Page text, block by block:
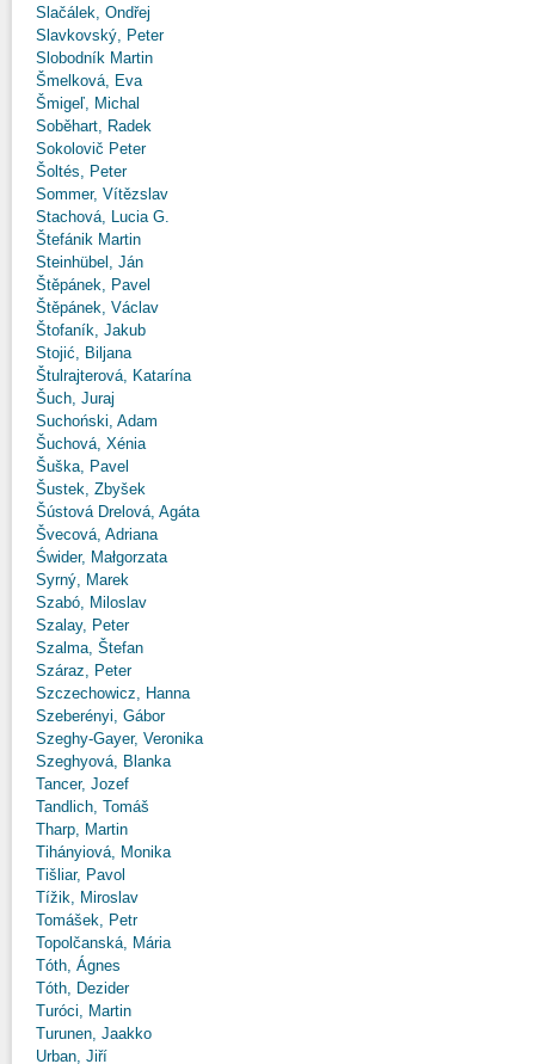
Slačálek, Ondřej
Slavkovský, Peter
Slobodník Martin
Šmelková, Eva
Šmigeľ, Michal
Soběhart, Radek
Sokolovič Peter
Šoltés, Peter
Sommer, Vítězslav
Stachová, Lucia G.
Štefánik Martin
Steinhübel, Ján
Štěpánek, Pavel
Štěpánek, Václav
Štofaník, Jakub
Stojić, Biljana
Štulrajterová, Katarína
Šuch, Juraj
Suchoński, Adam
Šuchová, Xénia
Šuška, Pavel
Šustek, Zbyšek
Šústová Drelová, Agáta
Švecová, Adriana
Świder, Małgorzata
Syrný, Marek
Szabó, Miloslav
Szalay, Peter
Szalma, Štefan
Száraz, Peter
Szczechowicz, Hanna
Szeberényi, Gábor
Szeghy-Gayer, Veronika
Szeghyová, Blanka
Tancer, Jozef
Tandlich, Tomáš
Tharp, Martin
Tihányiová, Monika
Tišliar, Pavol
Tížik, Miroslav
Tomášek, Petr
Topolčanská, Mária
Tóth, Ágnes
Tóth, Dezider
Turóci, Martin
Turunen, Jaakko
Urban, Jiří